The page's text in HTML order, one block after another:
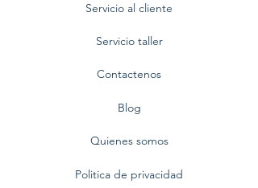
Servicio al cliente
Servicio taller
Contactenos
Blog
Quienes somos
Politica de privacidad